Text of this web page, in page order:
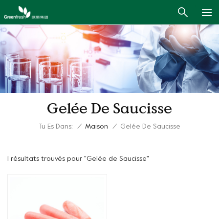
Gelée De Saucisse
Tu Es Dans: / Maison / Gelée De Saucisse
1 résultats trouvés pour "Gelée de Saucisse"